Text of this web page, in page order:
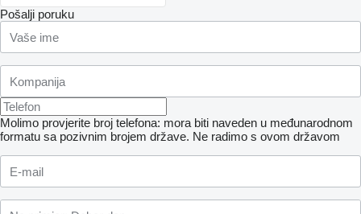
Pošalji poruku
Molimo provjerite broj telefona: mora biti naveden u međunarodnom
formatu sa pozivnim brojem države. Ne radimo s ovom državom